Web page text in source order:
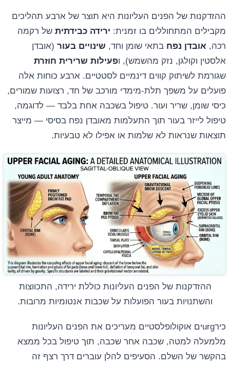
ההזדקנות של הפנים העליונות היא תוצר של ארבע תהליכים
מקבילים המתחוללים בו זמנית: ירידה כבידתית של רקמה
רכה, אובדן נפח בתאי שומן וחד, שינויים בעור (אובדן
אלסטין וקולגן, נזק מהשמש), ופעילות שרירית חוזרת
שגורמת לשיתוק קווים דינמיים לסטטיים. ארבע כוחות אלה
פועלים על משפך תלת-מימדי מורכב של חד, רצועות שמורים,
כיסי שומן, שריר ועור. טיפול בשכבה אחת בלבד — לדוגמה,
טיפול לייזר בעור תוך התעלמות מאובדן נפח בסיסי — מייצר
תוצאות שנראות לא שלמות או אפילו לא טבעיות.
ההזדקנות של הפנים העליונות כוללת ירידה, התכווצות
והשתנויות בעור הפועלות על שכבות אנטומיות מרובות.
כירurgים אוקולופלסטיים מעריכים את הפנים העליונות
מלמעלה למטה, שכבה אחר שכבה, תוך טיפול בכל ממצא
בהקשר של השלם. הסעיפים להלן עוברים דרך רצף זה